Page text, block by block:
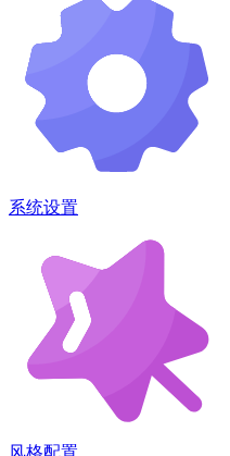
系统设置
风格配置